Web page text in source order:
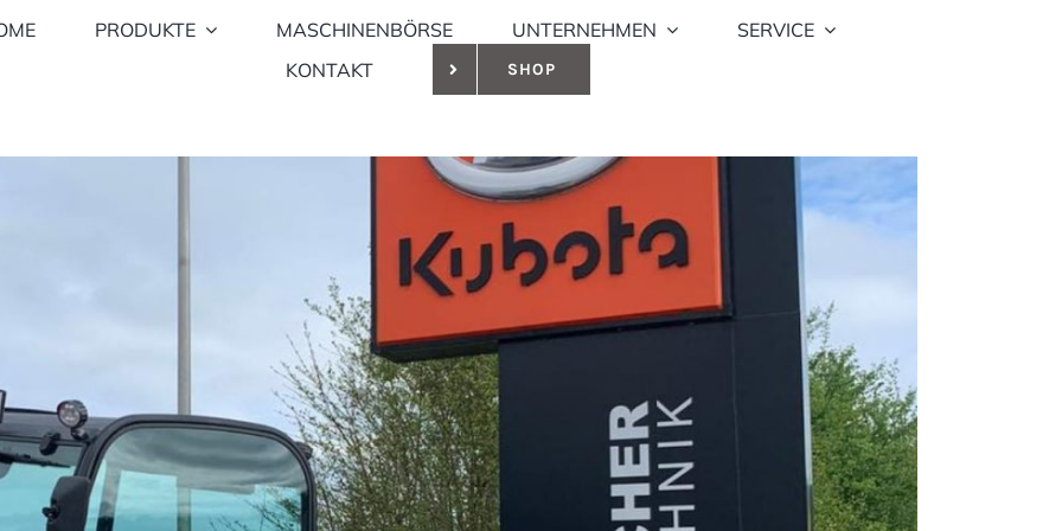
PRODUKTE MASCHINENBÖRSE UNTERNEHMEN
SERVICE
KONTAKT
SHOP